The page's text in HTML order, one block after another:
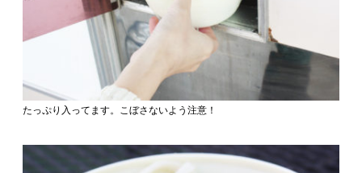
たっぷり入ってます。こぼさないよう注意！